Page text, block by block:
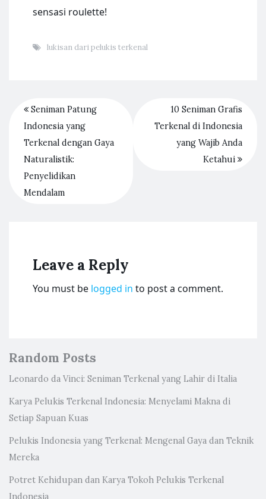
sensasi roulette!
lukisan dari pelukis terkenal
Seniman Patung
Indonesia yang
Terkenal dengan Gaya
Naturalistik:
Penyelidikan
Mendalam
10 Seniman Grafis
Terkenal di Indonesia
yang Wajib Anda
Ketahui
Leave a Reply
You must be logged in to post a comment.
Random Posts
Leonardo da Vinci: Seniman Terkenal yang Lahir di Italia
Karya Pelukis Terkenal Indonesia: Menyelami Makna di
Setiap Sapuan Kuas
Pelukis Indonesia yang Terkenal: Mengenal Gaya dan Teknik
Mereka
Potret Kehidupan dan Karya Tokoh Pelukis Terkenal
Indonesia